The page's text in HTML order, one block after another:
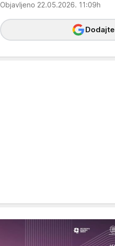
Objavljeno 22.05.2026. 11:09h